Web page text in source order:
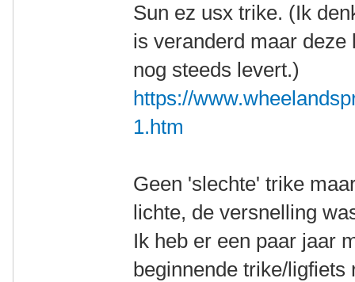
Sun ez usx trike. (Ik
is veranderd maar
nog steeds levert.)
https://
1.htm
Geen 'slechte' trike
lichte, de versnelling
Ik heb er een paar jaar
beginnende trike/ligfiets